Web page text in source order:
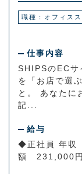
職種：オフィス
仕事内容
SHIPSのECサ
を「お店で選
と。 あなたに
記...
給与
◆正社員 年収
額 231,000円